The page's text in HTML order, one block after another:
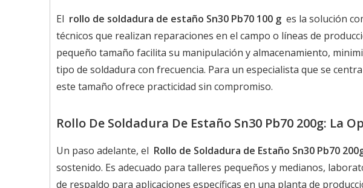
El rollo de soldadura de estaño Sn30 Pb70 100 g es la solución
técnicos que realizan reparaciones en el campo o líneas de
pequeño tamaño facilita su manipulación y almacenamiento,
tipo de soldadura con frecuencia. Para un especialista que se
este tamaño ofrece practicidad sin compromiso.
Rollo De Soldadura De Estaño Sn30 Pb70 200g: La
Un paso adelante, el Rollo de Soldadura de Estaño Sn30 Pb70
sostenido. Es adecuado para talleres pequeños y medianos,
de respaldo para aplicaciones específicas en una planta de